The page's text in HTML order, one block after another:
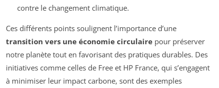
contre le changement climatique.
Ces différents points soulignent l’importance d’une
transition vers une économie circulaire pour préserver
notre planète tout en favorisant des pratiques durables. Des
initiatives comme celles de Free et HP France, qui s’engagent
à minimiser leur impact carbone, sont des exemples